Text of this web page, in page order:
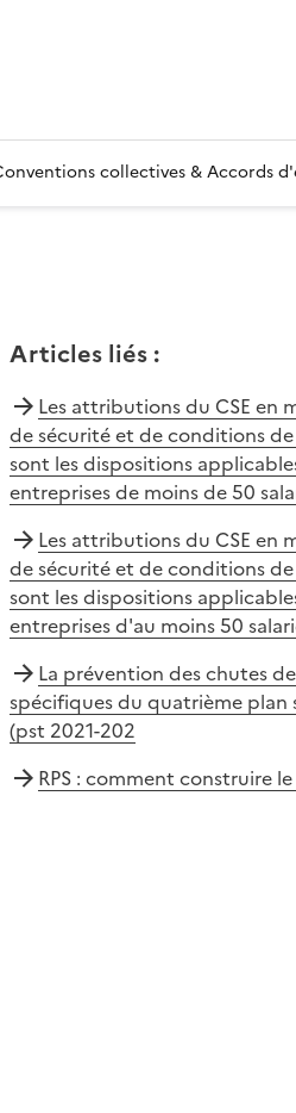
collectives & Accords
Articles liés:
Les attributions du CSE en
de sécurité et de conditions
sont les dispositions
entreprises de moins de 50
Les attributions du CSE en
de sécurité et de conditions
sont les dispositions
entreprises d'au moins 50
La prévention des chutes
spécifiques du quatrième plan
(pst 2021-202
RPS : comment construire